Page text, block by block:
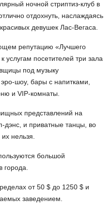
ночной стриптиз-клуб в
отдохнуть, наслаждаясь
девушек Лас-Вегаса.
репутацию «Лучшего
услугам посетителей три зала
под музыку
шоу, бары с напитками,
и VIP-комнаты.
представлений на
дэнс, и приватные танцы, во
нельзя.
большой
города.
от 50 $ до 1250 $ и
заведением.